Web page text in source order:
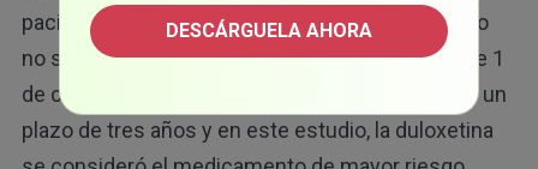
pacientes descubrió que, los problemas de sodio
no solo son “eventos raros”, ya que alrededor de 1
de cada 10 personas desarrolló hiponatremia en un
plazo de tres años y en este estudio, la duloxetina
DESCÁRGUELA AHORA